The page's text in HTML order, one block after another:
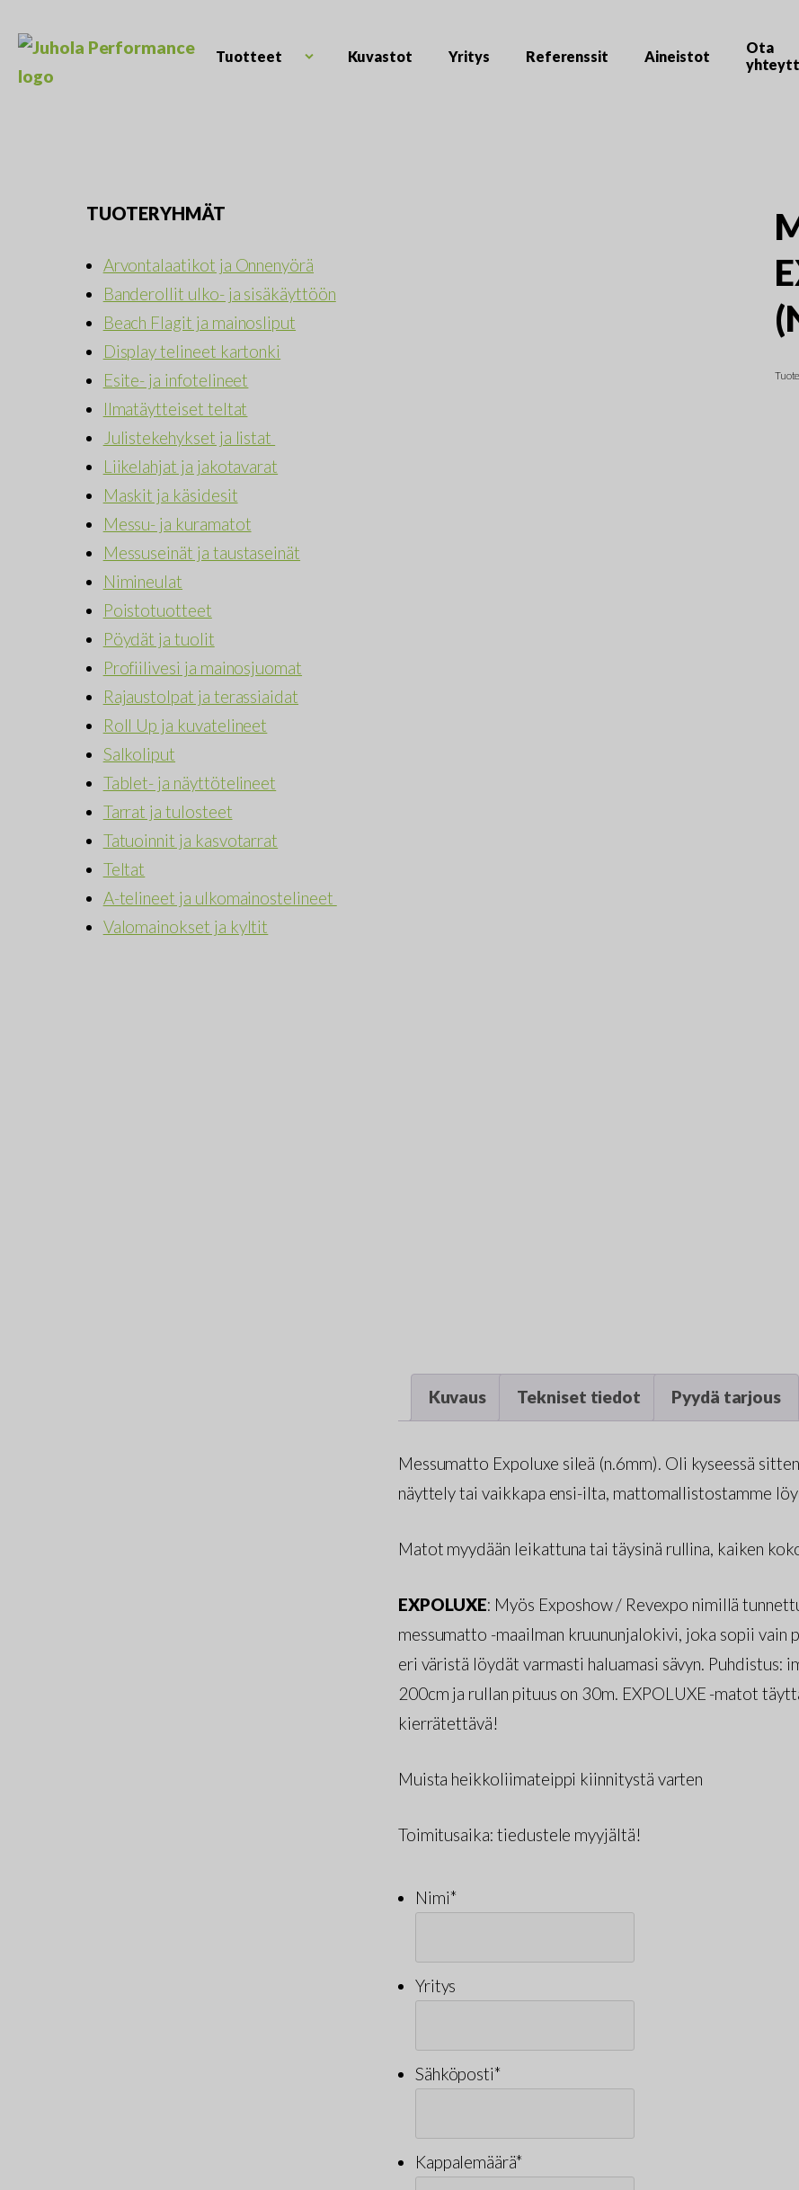
to
content
Juhola
Kaikki
Tuotteet
Open
Kuvastot Yritys Referenssit Aineistot
Ota
Kuvaus Tekniset tiedot Pyydä tarjous
Messumatto Expoluxe sileä (n.6mm). Oli kyseessä
näyttely tai vaikkapa ensi-ilta, mattomallistostamme
Matot myydään leikattuna tai täysinä rullina, kaiken
EXPOLUXE: Myös Exposhow / Revexpo nimillä
messumatto -maailman kruununjalokivi, joka sopii vain
eri väristä löydät varmasti haluamasi sävyn. Puhdistus:
200cm ja rullan pituus on 30m. EXPOLUXE -matot
kierrätettävä!
Muista heikkoliimateippi kiinnitystä varten
Toimitusaika: tiedustele myyjältä!
Nimi*
Yritys
Sähköposti*
Kappalemäärä*
TUOTERYHMÄT
Arvontalaatikot ja Onnenyörä
Banderollit ulko- ja sisäkäyttöön
Beach Flagit ja mainosliput
Display telineet kartonki
Esite- ja infotelineet
Ilmatäytteiset teltat
Julistekehykset ja listat
Liikelahjat ja jakotavarat
Maskit ja käsidesit
Messu- ja kuramatot
Messuseinät ja taustaseinät
Nimineulat
Poistotuotteet
Pöydät ja tuolit
Profiilivesi ja mainosjuomat
Rajaustolpat ja terassiaidat
Roll Up ja kuvatelineet
Salkoliput
Tablet- ja näyttötelineet
Tarrat ja tulosteet
Tatuoinnit ja kasvotarrat
Teltat
A-telineet ja ulkomainostelineet
Valomainokset ja kyltit